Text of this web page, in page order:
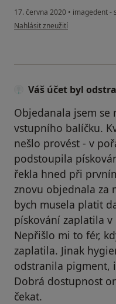
17. června 2020 • imagedent -
podle názoru uživatele Velká
Nahlásit zneužití
Váš účet byl
Objedanala jsem se
vstupního balíčku.
nešlo provést - v
podstoupila
řekla hned při
znovu objednala za
bych musela platit
pískování zaplatila
Nepřišlo mi to fér,
zaplatila. Jinak
odstranila pigment,
Dobrá dostupnost
čekat.